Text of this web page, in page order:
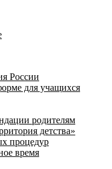
России
для учащихся
родителям
детства»
процедур
время